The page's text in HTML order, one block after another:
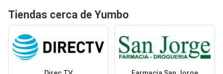
Tiendas cerca de Yumbo